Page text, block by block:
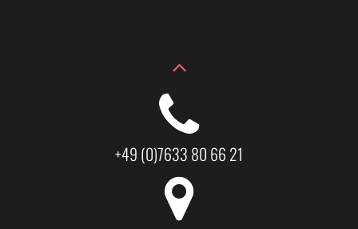
+49 (0)7633 80 66 21